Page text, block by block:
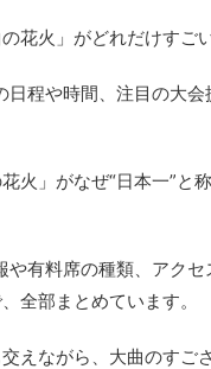
花火」がどれだけすご
程や時間、注目の大会
火」がなぜ“日本一”と
や有料席の種類、アク
全部まとめています。
えながら、大曲のすご